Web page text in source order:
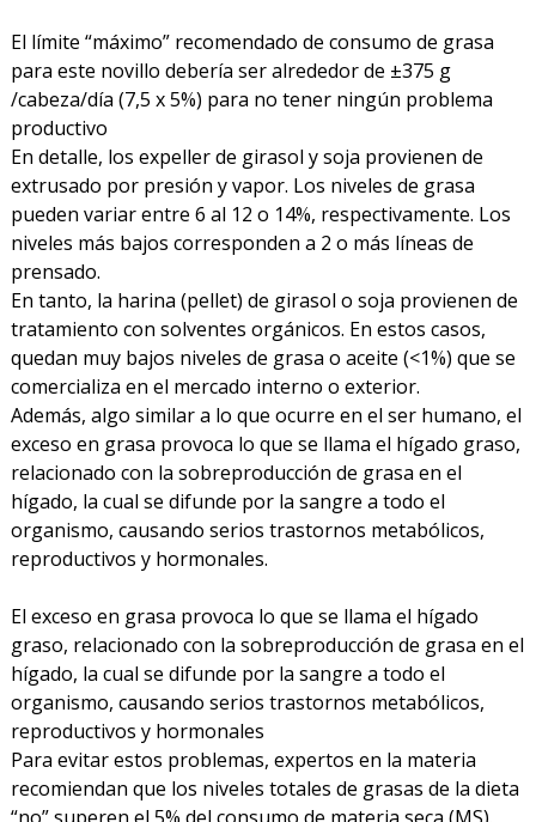
El límite “máximo” recomendado de consumo de grasa
para este novillo debería ser alrededor de ±375 g
/cabeza/día (7,5 x 5%) para no tener ningún problema
productivo
En detalle, los expeller de girasol y soja provienen de
extrusado por presión y vapor. Los niveles de grasa
pueden variar entre 6 al 12 o 14%, respectivamente. Los
niveles más bajos corresponden a 2 o más líneas de
prensado.
En tanto, la harina (pellet) de girasol o soja provienen de
tratamiento con solventes orgánicos. En estos casos,
quedan muy bajos niveles de grasa o aceite (<1%) que se
comercializa en el mercado interno o exterior.
Además, algo similar a lo que ocurre en el ser humano, el
exceso en grasa provoca lo que se llama el hígado graso,
relacionado con la sobreproducción de grasa en el
hígado, la cual se difunde por la sangre a todo el
organismo, causando serios trastornos metabólicos,
reproductivos y hormonales.
El exceso en grasa provoca lo que se llama el hígado
graso, relacionado con la sobreproducción de grasa en el
hígado, la cual se difunde por la sangre a todo el
organismo, causando serios trastornos metabólicos,
reproductivos y hormonales
Para evitar estos problemas, expertos en la materia
recomiendan que los niveles totales de grasas de la dieta